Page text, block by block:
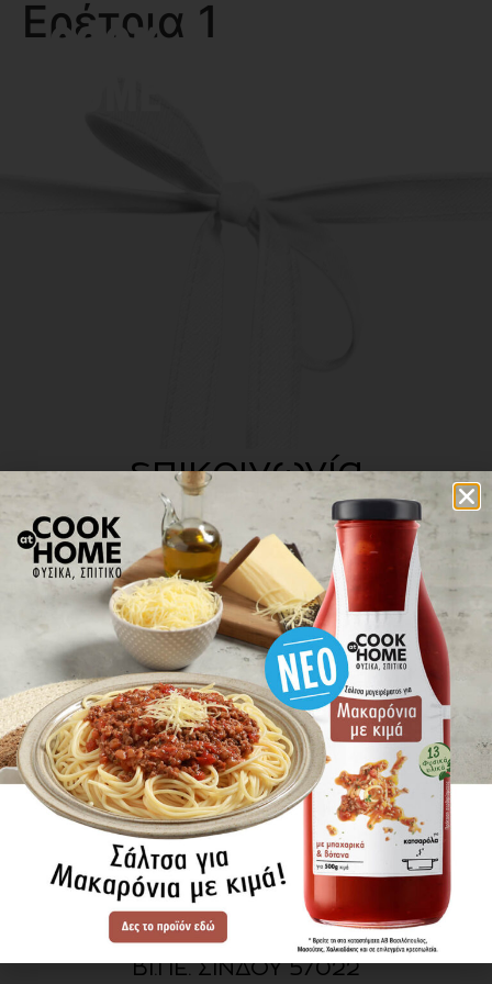
Ερέτρια 1
επικοινωνία
πού βρίσκω τα προϊόντα
ΕΝΗΜΕΡΩΘΕΙΤΕ ΠΡΩΤΟΙ
ΓΙΑ ΤΑ ΝΕΑ ΜΑΣ
ΕΓΓΡΑΦΗ
SITE MAP
ΠΡΟΪΟΝΤΑ
ΣΥΝΤΑΓΕΣ
Η ΙΣΤΟΡΙΑ ΜΑΣ
VIDEOS
ΠΡΟΒΥΛ Α.Ε.
ΟΔΟΣ Α3
ΒΙ.ΠΕ. ΣΙΝΔΟΥ 57022